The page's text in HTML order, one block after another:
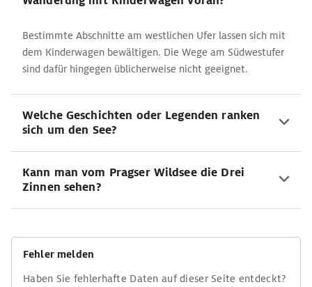
Bestimmte Abschnitte am westlichen Ufer lassen sich mit
dem Kinderwagen bewältigen. Die Wege am Südwestufer
sind dafür hingegen üblicherweise nicht geeignet.
Welche Geschichten oder Legenden ranken
sich um den See?
Kann man vom Pragser Wildsee die Drei
Zinnen sehen?
Fehler melden
Haben Sie fehlerhafte Daten auf dieser Seite entdeckt?